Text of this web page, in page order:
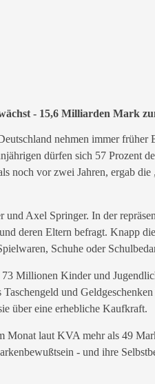
- 15,6 Milliarden Mark
nehmen immer früher
dürfen sich 57 Prozent
noch vor zwei Jahren, ergab
Axel Springer. In der
deren Eltern befragt. Knapp
Schuhe oder
Millionen Kinder und
und Geldgeschenken
über eine erhebliche Kaufkraft.
Monat laut KVA mehr als 49
- und ihre